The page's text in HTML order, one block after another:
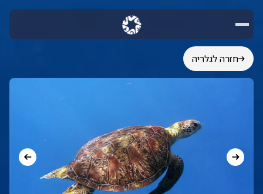
חזרה לגלריה